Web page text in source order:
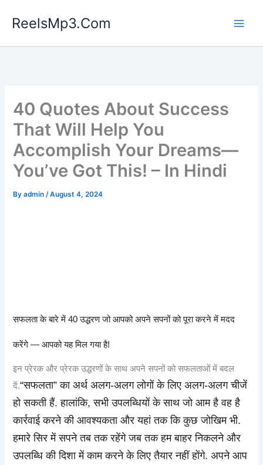
ReelsMp3.Com
40 Quotes About Success
That Will Help You
Accomplish Your Dreams—
You’ve Got This! – In Hindi
Byadmin/August 4, 2024
सफलता के बारे में 40 उद्धरण जो आपको अपने सपनों को पूरा करने में मदद
करेंगे — आपको यह मिल गया है!
इन प्रेरक और प्रेरक उद्धरणों के साथ अपने सपनों को सफलताओं में बदल
दें.“सफलता” का अर्थ अलग-अलग लोगों के लिए अलग-अलग चीजें
हो सकती हैं. हालांकि, सभी उपलब्धियों के साथ जो आम है वह है
कार्रवाई करने की आवश्यकता और यहां तक कि कुछ जोखिम भी.
हमारे सिर में सपने तब तक रहेंगे जब तक हम बाहर निकलने और
उपलब्धि की दिशा में काम करने के लिए तैयार नहीं होंगे. अपने आप